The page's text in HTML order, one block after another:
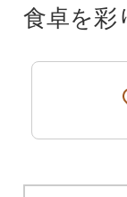
食卓を彩